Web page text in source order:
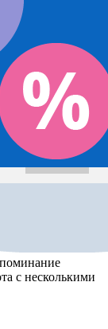
с несколькими